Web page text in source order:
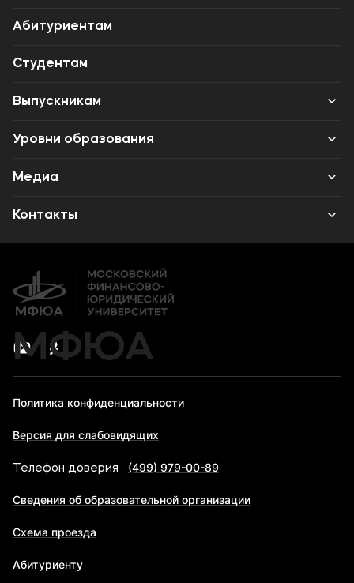
Лицензии и документы
Сведения об образовательной организации
Абитуриенту
Абитуриентам
Студентам
Выпускникам
Карьера
Институт дополнительного образования
Уровни образования
Среднее профессиональное образование
Высшее образование
Дополнительное образование
Медиа
Объявления
Новости
Контакты
Карьера
МФЮА
Политика конфиденциальности
Версия для слабовидящих
Телефон доверия (499) 979-00-89
Сведения об образовательной организации
Схема проезда
Абитуриенту